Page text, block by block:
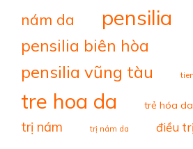
nám da pensilia
pensilia biên hòa
pensilia vũng tàu
tre hoa da trẻ hóa da
trị nám trị nám da điều